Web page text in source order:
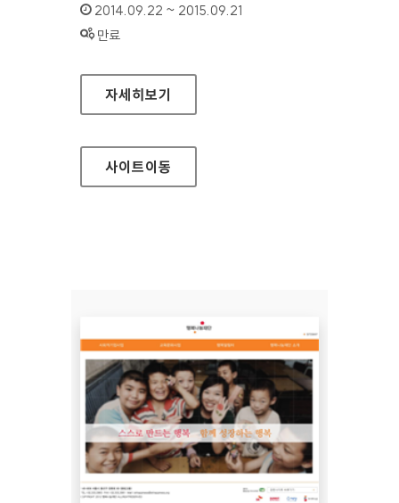
인증기간 :
2014.09.22 ~ 2015.09.21
상태 :
만료
장기이식관리센터 홈페이지
자세히보기
사이트이동